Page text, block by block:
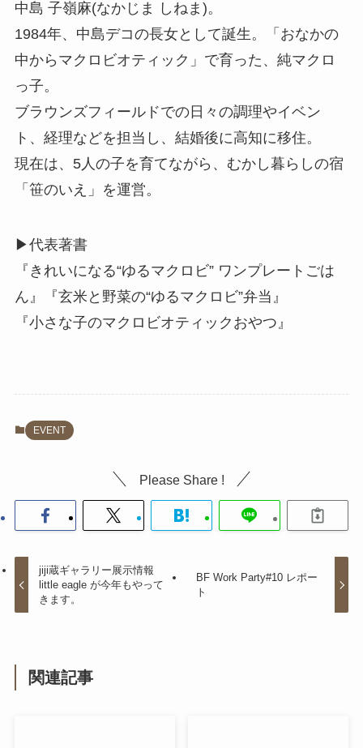
中島 子嶺麻(なかじま しねま)。
1984年、中島デコの長女として誕生。「おなかの
中からマクロビオティック」で育った、純マクロ
っ子。
ブラウンズフィールドでの日々の調理やイベン
ト、経理などを担当し、結婚後に高知に移住。
現在は、5人の子を育てながら、むかし暮らしの宿
「笹のいえ」を運営。
▶︎代表著書
『きれいになる“ゆるマクロビ” ワンプレートごは
ん』『玄米と野菜の“ゆるマクロビ”弁当』
『小さな子のマクロビオティックおやつ』
EVENT
Please Share !
jiji蔵ギャラリー展示情報
little eagle が今年もやって
きます。
BF Work Party#10 レポー
ト
関連記事